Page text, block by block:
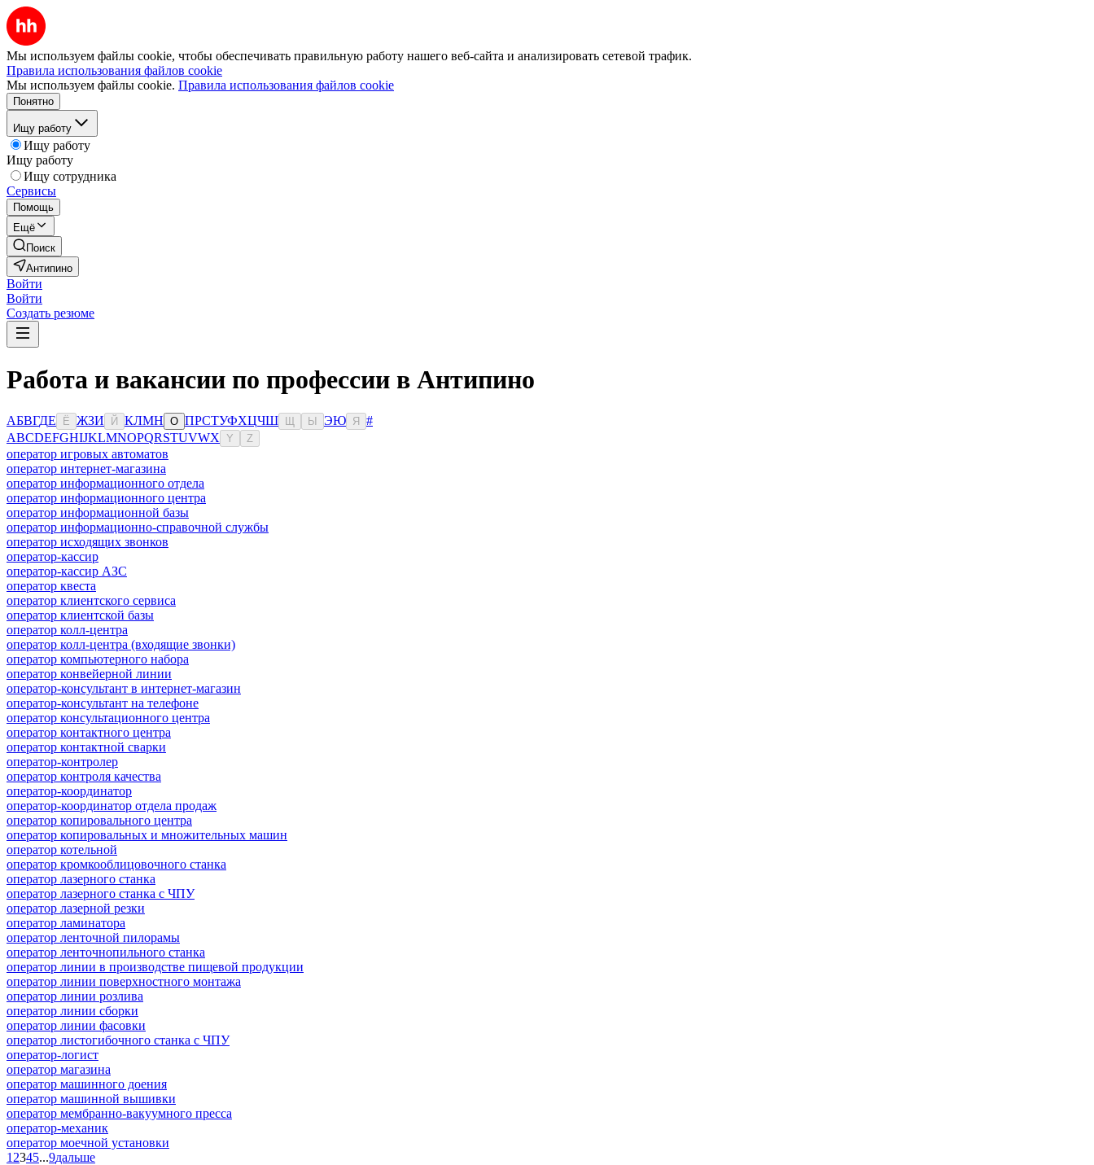
Мы используем файлы cookie, чтобы обеспечивать правильную работу нашего веб-сайта и анализировать сетевой трафик.
Правила использования файлов cookie
Мы используем файлы cookie. Правила использования файлов cookie
Понятно
Ищу работу
Ищу работу
Ищу работу
Ищу сотрудника
Сервисы
Помощь
Ещё
Поиск
Антипино
Войти
Войти
Создать резюме
Работа и вакансии по профессии в Антипино
АБВГДЕ Ё ЖЗИ Й КЛМН О ПРСТУФХЦЧШ Ы ЭЮ Я
#
ABCDEFGHIJKLMNOPQRSTUVWX Y Z
оператор игровых автоматов
оператор интернет-магазина
оператор информационного отдела
оператор информационного центра
оператор информационной базы
оператор информационно-справочной службы
оператор исходящих звонков
оператор-кассир
оператор-кассир АЗС
оператор квеста
оператор клиентского сервиса
оператор клиентской базы
оператор колл-центра
оператор колл-центра (входящие звонки)
оператор компьютерного набора
оператор конвейерной линии
оператор-консультант в интернет-магазин
оператор-консультант на телефоне
оператор консультационного центра
оператор контактного центра
оператор контактной сварки
оператор-контролер
оператор контроля качества
оператор-координатор
оператор-координатор отдела продаж
оператор копировального центра
оператор копировальных и множительных машин
оператор котельной
оператор кромкооблицовочного станка
оператор лазерного станка
оператор лазерного станка с ЧПУ
оператор лазерной резки
оператор ламинатора
оператор ленточной пилорамы
оператор ленточнопильного станка
оператор линии в производстве пищевой продукции
оператор линии поверхностного монтажа
оператор линии розлива
оператор линии сборки
оператор линии фасовки
оператор листогибочного станка с ЧПУ
оператор-логист
оператор магазина
оператор машинного доения
оператор машинной вышивки
оператор мембранно-вакуумного пресса
оператор-механик
оператор моечной установки
1 2345...9дальше